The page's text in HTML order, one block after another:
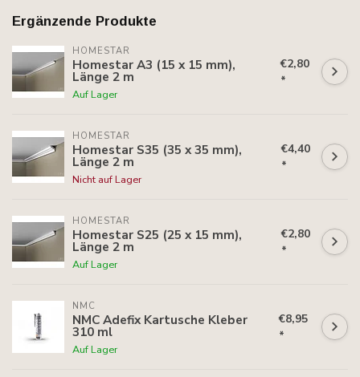
Ergänzende Produkte
HOMESTAR
Homestar A3 (15 x 15 mm),
Länge 2 m
Auf Lager
€2,80
*
HOMESTAR
Homestar S35 (35 x 35 mm),
Länge 2 m
Nicht auf Lager
€4,40
*
HOMESTAR
Homestar S25 (25 x 15 mm),
Länge 2 m
Auf Lager
€2,80
*
NMC
NMC Adefix Kartusche Kleber
310 ml
Auf Lager
€8,95
*